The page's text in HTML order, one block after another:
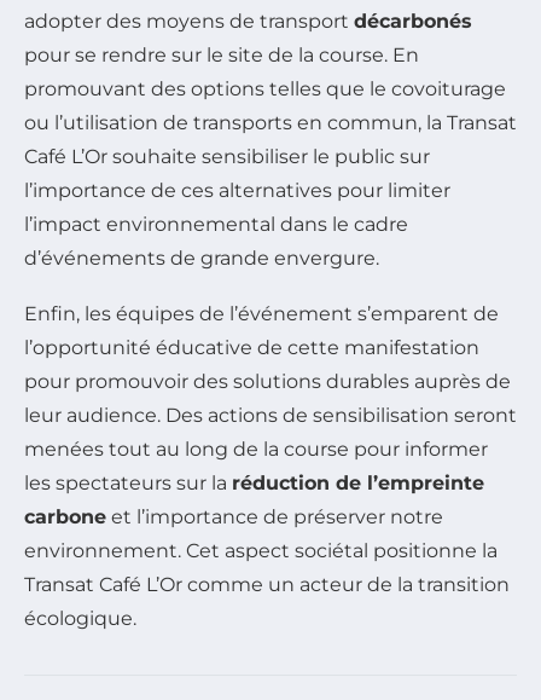
adopter des moyens de transport décarbonés
pour se rendre sur le site de la course. En
promouvant des options telles que le covoiturage
ou l’utilisation de transports en commun, la Transat
Café L’Or souhaite sensibiliser le public sur
l’importance de ces alternatives pour limiter
l’impact environnemental dans le cadre
d’événements de grande envergure.
Enfin, les équipes de l’événement s’emparent de
l’opportunité éducative de cette manifestation
pour promouvoir des solutions durables auprès de
leur audience. Des actions de sensibilisation seront
menées tout au long de la course pour informer
les spectateurs sur la réduction de l’empreinte
carbone et l’importance de préserver notre
environnement. Cet aspect sociétal positionne la
Transat Café L’Or comme un acteur de la transition
écologique.